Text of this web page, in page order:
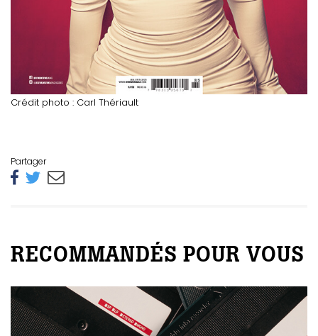
Crédit photo : Carl Thériault
Partager
RECOMMANDÉS POUR VOUS